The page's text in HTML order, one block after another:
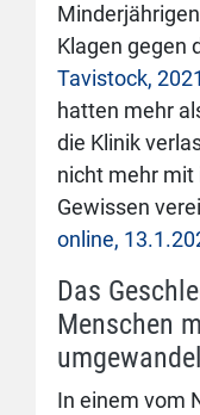
Klagen gegen
Tavistock, 2021
hatten mehr
die Klinik
nicht mehr mit
Gewissen
online,
Das
Menschen
In einem vom